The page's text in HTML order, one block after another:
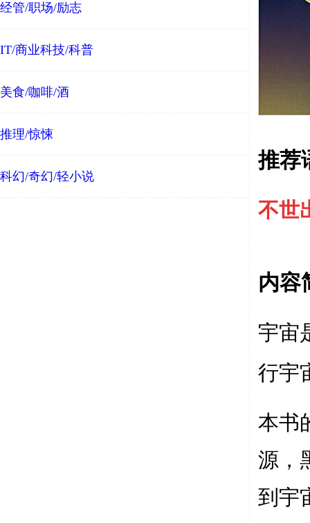
经管/职场/励志
IT/商业科技/科普
美食/咖啡/酒
推理/惊悚
科幻/奇幻/轻小说
推荐
不世
内容
宇宙
行宇
本书
源，
到宇